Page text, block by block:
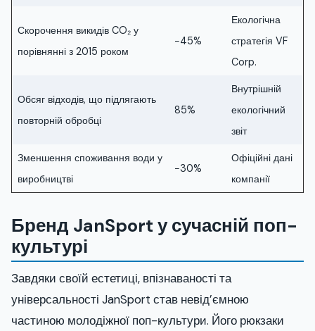
Скорочення викидів CO₂ у
порівнянні з 2015 роком
−45%
Екологічна
стратегія VF
Corp.
Обсяг відходів, що підлягають
повторній обробці
85%
Внутрішній
екологічний
звіт
Зменшення споживання води у
виробництві
−30%
Офіційні дані
компанії
Бренд JanSport у сучасній поп-
культурі
Завдяки своїй естетиці, впізнаваності та
універсальності JanSport став невід’ємною
частиною молодіжної поп-культури. Його рюкзаки